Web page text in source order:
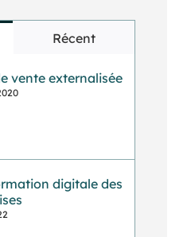
Récent
vente externalisée
digitale des